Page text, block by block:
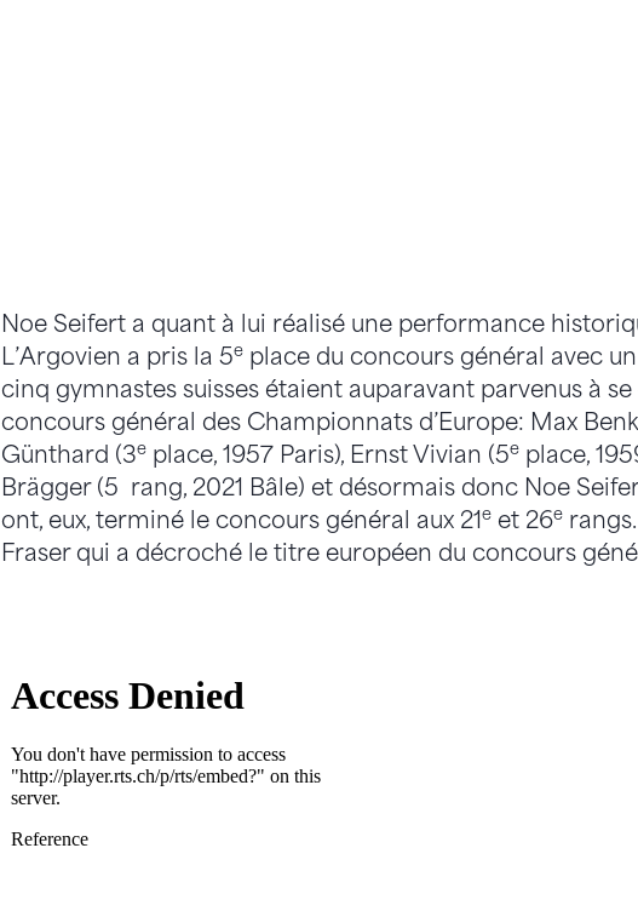
Noe Seifert a quant à lui réalisé une performance
L’Argovien a pris la 5eplace du concours général avec
cinq gymnastes suisses étaient auparavant parvenus à
concours général des Championnats d’Europe: Max
Günthard (3eplace, 1957 Paris), Ernst Vivian (5eplace,
Brägger (5 rang, 2021 Bâle) et désormais donc Noe
ont, eux, terminé le concours général aux 21eet 26erangs.
Fraser qui a décroché le titre européen du concours